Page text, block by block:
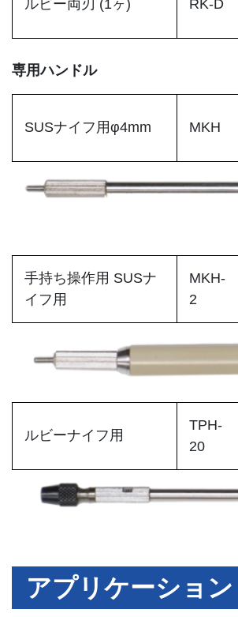
ルビー両刃 (1ヶ) RK-D
専用ハンドル
SUSナイフ用φ4mm MKH
手持ち操作用 SUSナ
イフ用
MKH-
2
ルビーナイフ用
TPH-
20
アプリケーション